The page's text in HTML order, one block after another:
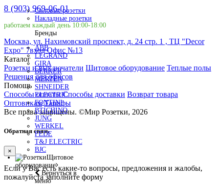
Силовые розетки
Накладные розетки
Бренды
ABB
LEGRAND
GIRA
BERKER
MERTEN
SHNEIDER
ELECTRIC
FONTINI
BTICHINO
JUNG
WERKEL
FEDE
T&J ELECTRIC
BJC
Щитовое
оборудование
Вернуться в
меню
8 (903) 969-06-01
работаем каждый день 10:00-18:00
Москва, ул. Нахимовский проспект, д. 24 стр. 1 , ТЦ "Decor
Expo" 7вход Офис №13
Каталог
Розетки и выключатели Щитовое оборудование Теплые полы
Решения для офисов
Помощь
Способы оплаты Способы доставки Возврат товара
Оптовикам Тарифы
Все права защищены. ©Мир Розетки, 2026
Обратная связь
×
Если у Вас есть какие-то вопросы, предложения и жалобы,
пожалуйста заполните форму